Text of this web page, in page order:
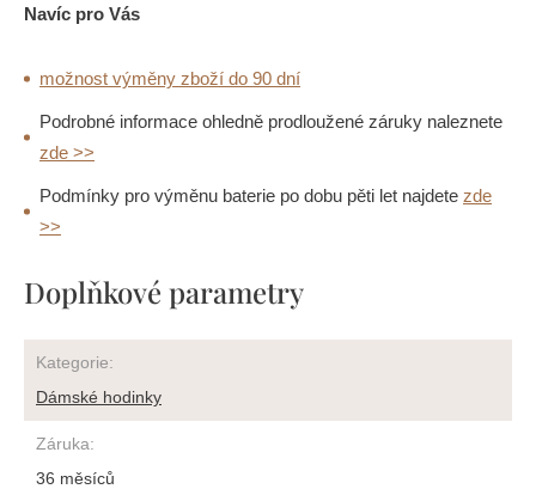
Navíc pro Vás
možnost výměny zboží do 90 dní
Podrobné informace ohledně prodloužené záruky naleznete
zde >>
Podmínky pro výměnu baterie po dobu pěti let najdete zde
>>
Doplňkové parametry
Kategorie:
Dámské hodinky
Záruka:
36 měsíců